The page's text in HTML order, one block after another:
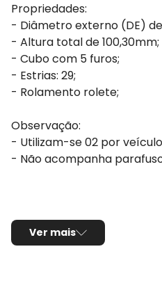
Propriedades:
- Diâmetro externo (DE)
- Altura total de 100,30mm;
- Cubo com 5 furos;
- Estrias: 29;
- Rolamento rolete;
Observação:
- Utilizam-se 02 por
- Não acompanha
Ver mais